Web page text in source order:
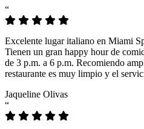
“
Excelente lugar italiano en Miami
Tienen un gran happy hour de
de 3 p.m. a 6 p.m. Recomiendo
restaurante es muy limpio y el
Jaqueline Olivas
“